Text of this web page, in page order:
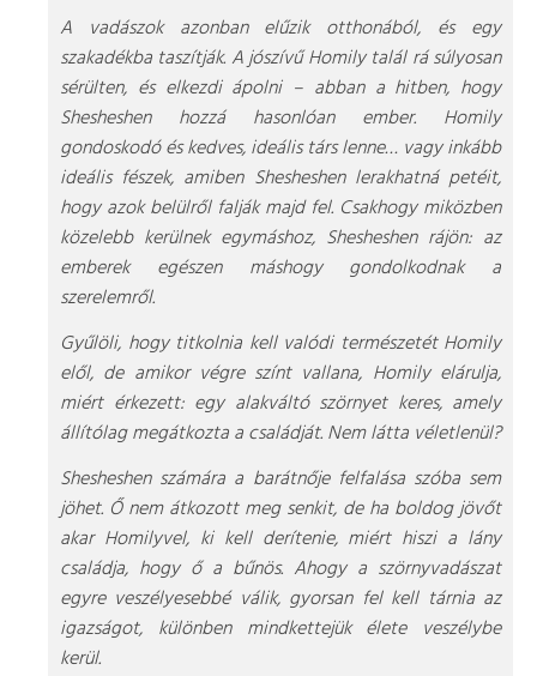
A vadászok azonban elűzik otthonából, és egy
szakadékba taszítják. A jószívű Homily talál rá súlyosan
sérülten, és elkezdi ápolni – abban a hitben, hogy
Shesheshen hozzá hasonlóan ember. Homily
gondoskodó és kedves, ideális társ lenne… vagy inkább
ideális fészek, amiben Shesheshen lerakhatná petéit,
hogy azok belülről falják majd fel. Csakhogy miközben
közelebb kerülnek egymáshoz, Shesheshen rájön: az
emberek egészen máshogy gondolkodnak a
szerelemről.
Gyűlöli, hogy titkolnia kell valódi természetét Homily
elől, de amikor végre színt vallana, Homily elárulja,
miért érkezett: egy alakváltó szörnyet keres, amely
állítólag megátkozta a családját. Nem látta véletlenül?
Shesheshen számára a barátnője felfalása szóba sem
jöhet. Ő nem átkozott meg senkit, de ha boldog jövőt
akar Homilyvel, ki kell derítenie, miért hiszi a lány
családja, hogy ő a bűnös. Ahogy a szörnyvadászat
egyre veszélyesebbé válik, gyorsan fel kell tárnia az
igazságot, különben mindkettejük élete veszélybe
kerül.